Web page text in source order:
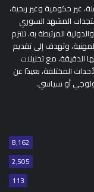
غير حكومية وغير ربحية،
المشهد السوري
المرتبطة به. تلتزم
وتهدف إلى تقديم
الدقيقة، مع تحليلات
المختلفة، بعيدًا عن
أو سياسي.
8٬162
2٬505
113